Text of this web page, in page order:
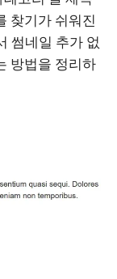
찾기가 쉬워진
썸네일 추가 없
방법을 정리하